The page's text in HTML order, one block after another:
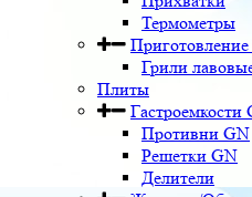
Термометры
Приготовление
Грили
Плиты
Гастроемкости
Противни GN
Решетки GN
Делители